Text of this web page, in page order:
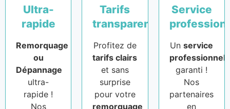
Ultra-
rapide
Remorquage
ou
Dépannage
ultra-
rapide !
Nos
Tarifs
transparents
Profitez de
tarifs clairs
et sans
surprise
pour votre
remorquage
Service
Unservice
professionnel
garanti !
Nos
partenaires
en